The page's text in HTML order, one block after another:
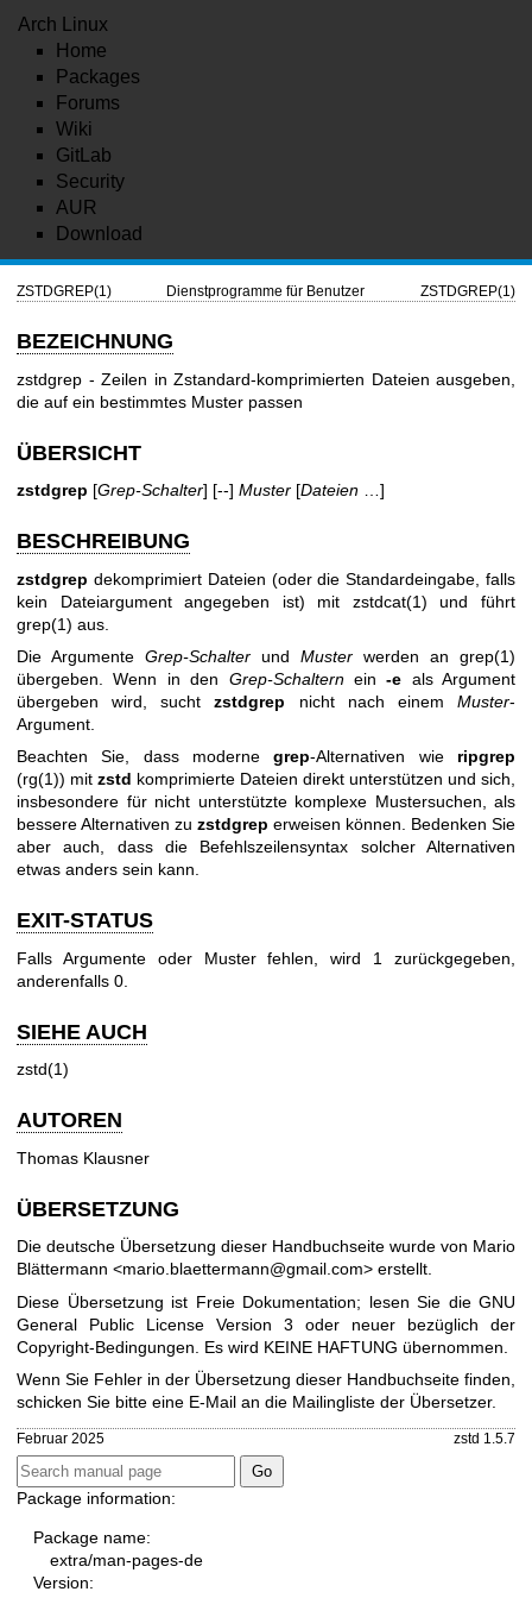
Arch Linux
Home
Packages
Forums
Wiki
GitLab
Security
AUR
Download
ZSTDGREP(1) Dienstprogramme für Benutzer ZSTDGREP(1)
BEZEICHNUNG
zstdgrep - Zeilen in Zstandard-komprimierten Dateien ausgeben,
die auf ein bestimmtes Muster passen
ÜBERSICHT
zstdgrep [Grep-Schalter] [--] Muster [Dateien …]
BESCHREIBUNG
zstdgrep dekomprimiert Dateien (oder die Standardeingabe, falls
kein Dateiargument angegeben ist) mit zstdcat(1) und führt
grep(1) aus.
Die Argumente Grep-Schalter und Muster werden an grep(1)
übergeben. Wenn in den Grep-Schalternein-e als Argument
übergeben wird, suchtzstdgrep nicht nach einemMuster-
Argument.
Beachten Sie, dass modernegrep-Alternativen wie ripgrep
(rg(1)) mit zstd komprimierte Dateien direkt unterstützen und sich,
insbesondere für nicht unterstützte komplexe Mustersuchen, als
bessere Alternativen zu zstdgrep erweisen können. Bedenken Sie
aber auch, dass die Befehlszeilensyntax solcher Alternativen
etwas anders sein kann.
EXIT-STATUS
Falls Argumente oder Muster fehlen, wird 1 zurückgegeben,
anderenfalls 0.
SIEHE AUCH
zstd(1)
AUTOREN
Thomas Klausner
ÜBERSETZUNG
Die deutsche Übersetzung dieser Handbuchseite wurde von Mario
Blättermann <mario.blaettermann@gmail.com> erstellt.
Diese Übersetzung ist Freie Dokumentation; lesen Sie die GNU
General Public License Version 3 oder neuer bezüglich der
Copyright-Bedingungen. Es wird KEINE HAFTUNG übernommen.
Wenn Sie Fehler in der Übersetzung dieser Handbuchseite finden,
schicken Sie bitte eine E-Mail an die Mailingliste der Übersetzer.
Februar 2025 zstd 1.5.7
Package information:
Package name:
extra/man-pages-de
Version: